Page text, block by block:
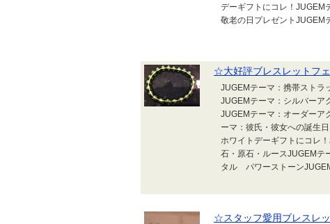
デーギフトにコレ！JUGEM
敬老の日プレゼントJUGEM
☆大好評ブレスレットフ
JUGEMテーマ：携帯ストラ
JUGEMテーマ：シルバー
JUGEMテーマ：オーダーア
ーマ：彼氏・彼女への誕生
ホワイトデーギフトにコレ
石・原石・ルースJUGEM
タル パワーストーン
☆スタッフ愛用ブレスレ